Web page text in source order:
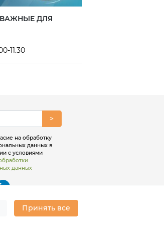
ДЛЯ
11.30
>
на обработку
данных в
с условиями
данных
Принять все